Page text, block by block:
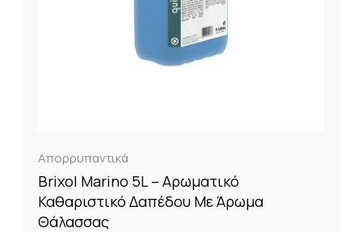
Απορρυπαντικά
Brixol Marino 5L – Αρωματικό
Καθαριστικό Δαπέδου Με Άρωμα
Θάλασσας